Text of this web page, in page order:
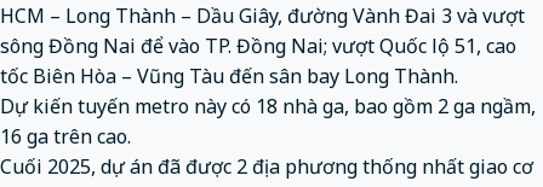
HCM – Long Thành – Dầu Giây, đường Vành Đai 3 và vượt
sông Đồng Nai để vào TP. Đồng Nai; vượt Quốc lộ 51, cao
tốc Biên Hòa – Vũng Tàu đến sân bay Long Thành.
Dự kiến tuyến metro này có 18 nhà ga, bao gồm 2 ga ngầm,
16 ga trên cao.
Cuối 2025, dự án đã được 2 địa phương thống nhất giao cơ